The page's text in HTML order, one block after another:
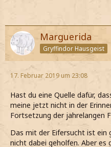
Marguerida
Gryffindor Hausgeist
17. Februar 2019 um 23:08
Hast du eine Quelle dafür,
meine jetzt nicht in der
Fortsetzung der jahrelangen
Das mit der Eifersucht ist ein
nicht dabei geholfen. Aber es